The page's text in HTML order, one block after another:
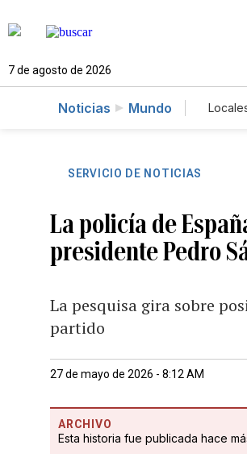
7 de agosto de 2026
Noticias Mundo
SERVICIO DE NOTICIAS
La policía de
presidente Pedro
La pesquisa gira sobre
partido
27 de mayo de 2026 - 8:12 AM
ARCHIVO
Esta historia fue publicada hace